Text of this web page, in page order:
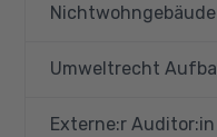
Nichtwohngebäude
Umweltrecht
Externe:r